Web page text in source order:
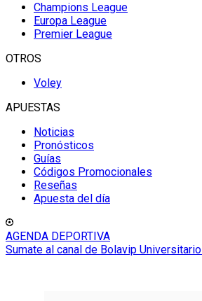
Champions League
Europa League
Premier League
OTROS
Voley
APUESTAS
Noticias
Pronósticos
Guías
Códigos Promocionales
Reseñas
Apuesta del día
AGENDA DEPORTIVA
Sumate al canal de Bolavip Universitario